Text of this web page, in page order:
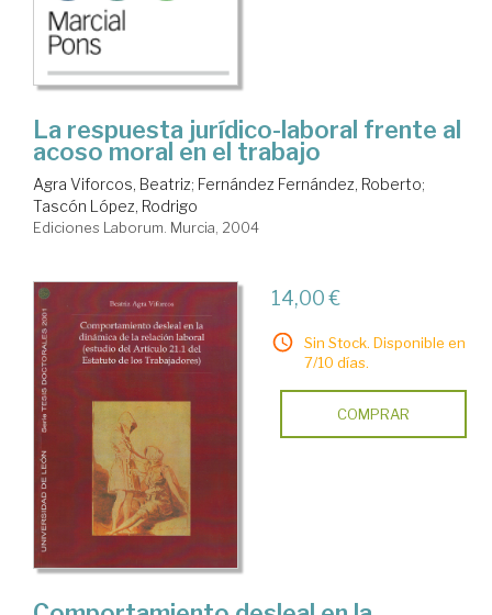
La respuesta jurídico-laboral frente al
acoso moral en el trabajo
Agra Viforcos, Beatriz; Fernández Fernández, Roberto;
Tascón López, Rodrigo
Ediciones Laborum. Murcia, 2004
14,00 €
Sin Stock. Disponible en
7/10 días.
COMPRAR